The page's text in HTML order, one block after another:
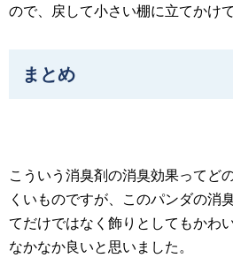
ので、戻して小さい棚に立てかけ
まとめ
こういう消臭剤の消臭効果ってど
くいものですが、このパンダの消
てだけではなく飾りとしてもかわ
なかなか良いと思いました。